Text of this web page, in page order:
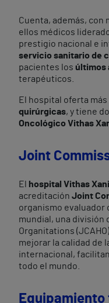
Cuenta, además, con
ellos médicos
prestigio nacional e
servicio sanitario de
pacientes los últimos
terapéuticos.
El hospital oferta más
quirúrgicas, y tiene
Oncológico Vithas
Joint
El hospital Vithas
acreditación Joint
organismo evaluador
mundial, una división
Organitations
mejorar la calidad de
internacional,
todo el mundo.